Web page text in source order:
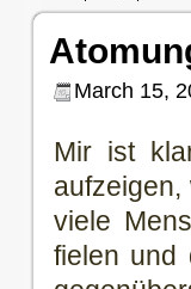
March 15,
Mir ist
aufzeigen,
viele
fielen und